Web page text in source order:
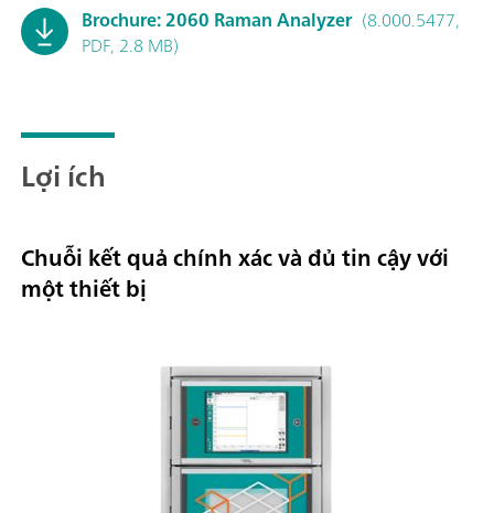
Brochure: 2060 Raman Analyzer (8.000.5477,
PDF, 2.8 MB)
Lợi ích
Chuỗi kết quả chính xác và đủ tin cậy với
một thiết bị